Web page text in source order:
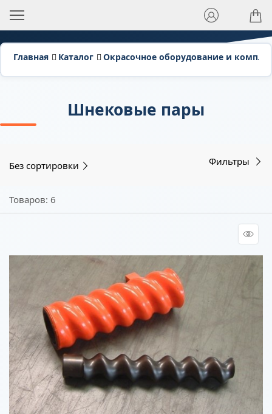
Главная Каталог Окрасочное оборудование и
Шнековые пары
Без сортировки Фильтры
Товаров: 6